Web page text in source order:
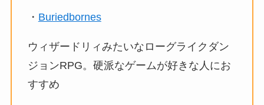
・ Buriedbornes
ウィザードリィみたいなローグライクダン
ジョンRPG。硬派なゲームが好きな人にお
すすめ